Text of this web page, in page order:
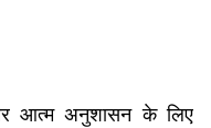
आत्म अनुशासन के लिए